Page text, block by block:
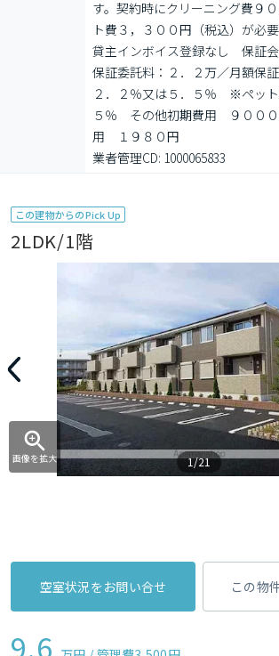
す。契約時にクリーニング費９
ト費３，３００円（税込）が必
貸主インボイス登録なし　保証
保証委託料：２．２万／月額保
２．２％又は５．５％　※ペット
５％　その他初期費用　９００
用　１９８０円
業者管理CD: 1000065833
この建物からのPick Up
2LDK/1階
画像を拡大 1/21
空室状況をお問い合せ この物
9.6